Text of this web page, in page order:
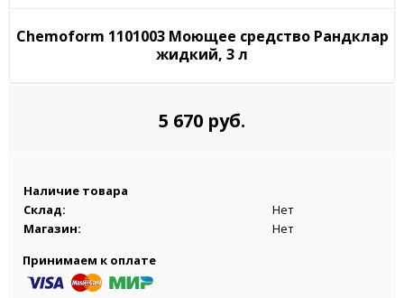
Chemoform 1101003 Моющее средство Рандклар
жидкий, 3 л
5 670 руб.
Наличие товара
Склад:
Нет
Магазин:
Нет
Принимаем к оплате